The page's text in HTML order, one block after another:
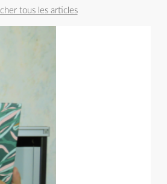
tous les articles